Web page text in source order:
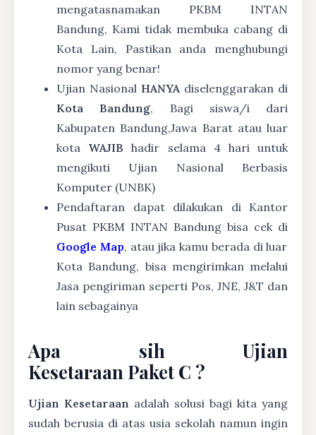
mengatasnamakan PKBM INTAN
Bandung, Kami tidak membuka cabang di
Kota Lain, Pastikan anda menghubungi
nomor yang benar!
Ujian Nasional HANYA diselenggarakan di
Kota Bandung, Bagi siswa/i dari
Kabupaten Bandung,Jawa Barat atau luar
kota WAJIB hadir selama 4 hari untuk
mengikuti Ujian Nasional Berbasis
Komputer (UNBK)
Pendaftaran dapat dilakukan di Kantor
Pusat PKBM INTAN Bandung bisa cek di
Google Map, atau jika kamu berada di luar
Kota Bandung, bisa mengirimkan melalui
Jasa pengiriman seperti Pos, JNE, J&T dan
lain sebagainya
Apa sih Ujian
Kesetaraan Paket C ?
Ujian Kesetaraan adalah solusi bagi kita yang
sudah berusia di atas usia sekolah namun ingin